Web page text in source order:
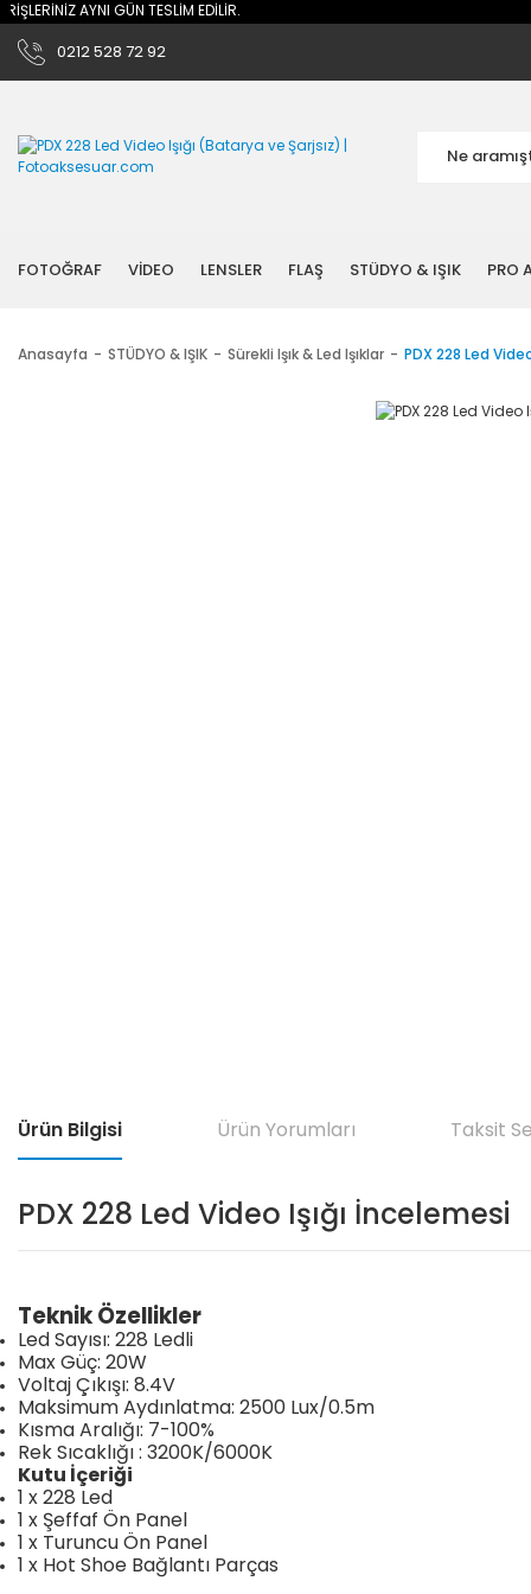
AYNI GÜN TESLİM EDİLİR.
0212 528 72 92
FOTOĞRAF VİDEO LENSLER FLAŞ STÜDYO & IŞIK PRO
Anasayfa STÜDYO & IŞIK Sürekli Işık & Led Işıklar PDX 228 Led
Ürün Bilgisi Ürün Yorumları Taksit
PDX 228 Led Video Işığı İncelemesi
Teknik Özellikler
Led Sayısı: 228 Ledli
Max Güç: 20W
Voltaj Çıkışı: 8.4V
Maksimum Aydınlatma: 2500 Lux/0.5m
Kısma Aralığı: 7-100%
Rek Sıcaklığı : 3200K/6000K
Kutu İçeriği
1 x 228 Led
1 x Şeffaf Ön Panel
1 x Turuncu Ön Panel
1 x Hot Shoe Bağlantı Parças